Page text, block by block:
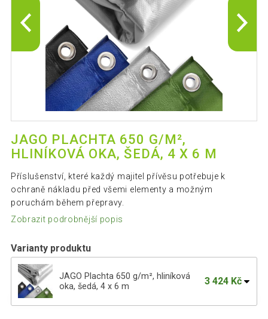
JAGO PLACHTA 650 G/M²,
HLINÍKOVÁ OKA, ŠEDÁ, 4 X 6 M
Příslušenství, které každý majitel přívěsu potřebuje k
ochraně nákladu před všemi elementy a možným
poruchám během přepravy.
Zobrazit podrobnější popis
Varianty produktu
JAGO Plachta 650 g/m², hliníková
oka, šedá, 4 x 6 m
3 424 Kč